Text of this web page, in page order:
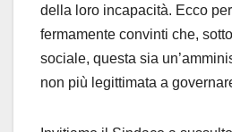
della loro incapacità. Ecco
fermamente convinti che,
sociale, questa sia
non più legittimata a